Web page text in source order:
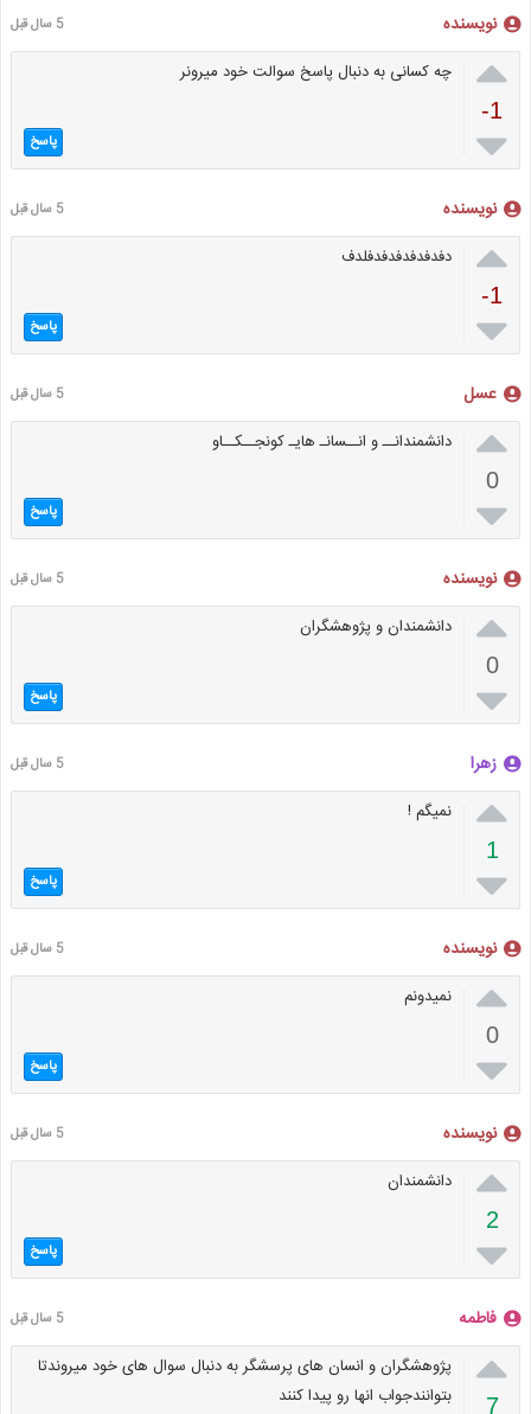
نویسنده 5 سال قبل

-1

چه کسانی به دنبال پاسخ سوالت خود میرونر
پاسخ
نویسنده 5 سال قبل

-1

دفدفدفدفدفدفلدف
پاسخ
عسل 5 سال قبل

0

دانشمندانــ و انــسانـ هایـ کونجــکــاو
پاسخ
نویسنده 5 سال قبل

0

دانشمندان و پژوهشگران
پاسخ
زهرا 5 سال قبل

1

نمیگم !
پاسخ
نویسنده 5 سال قبل

0

نمیدونم
پاسخ
نویسنده 5 سال قبل

2

دانشمندان
پاسخ
فاطمه 5 سال قبل

7
پژوهشگران و انسان های پرسشگر به دنبال سوال های خود میروندتا
بتوانندجواب انها رو پیدا کنند